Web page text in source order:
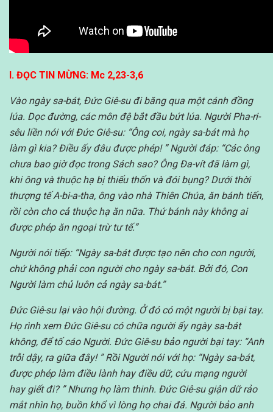
I. ĐỌC TIN MỪNG: Mc 2,23-3,6
Vào ngày sa-bát, Đức Giê-su đi băng qua một cánh đồng
lúa. Dọc đường, các môn đệ bắt đầu bứt lúa. Người Pha-ri-
sêu liền nói với Đức Giê-su: “Ông coi, ngày sa-bát mà họ
làm gì kia? Điều ấy đâu được phép! ” Người đáp: “Các ông
chưa bao giờ đọc trong Sách sao? Ông Đa-vít đã làm gì,
khi ông và thuộc hạ bị thiếu thốn và đói bụng? Dưới thời
thượng tế A-bi-a-tha, ông vào nhà Thiên Chúa, ăn bánh tiến,
rồi còn cho cả thuộc hạ ăn nữa. Thứ bánh này không ai
được phép ăn ngoại trừ tư tế.”
Người nói tiếp: “Ngày sa-bát được tạo nên cho con người,
chứ không phải con người cho ngày sa-bát. Bởi đó, Con
Người làm chủ luôn cả ngày sa-bát.”
Đức Giê-su lại vào hội đường. Ở đó có một người bị bại tay.
Họ rình xem Đức Giê-su có chữa người ấy ngày sa-bát
không, để tố cáo Người. Đức Giê-su bảo người bại tay: “Anh
trỗi dậy, ra giữa đây! ” Rồi Người nói với họ: “Ngày sa-bát,
được phép làm điều lành hay điều dữ, cứu mạng người
hay giết đi? ” Nhưng họ làm thinh. Đức Giê-su giận dữ rảo
mắt nhìn họ, buồn khổ vì lòng họ chai đá. Người bảo anh